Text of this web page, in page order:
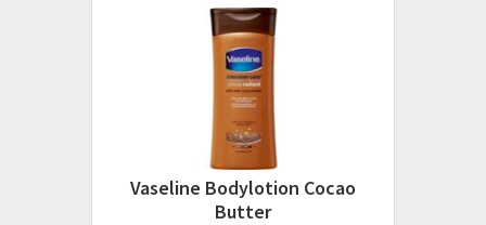
Vaseline Bodylotion Cocao
Butter